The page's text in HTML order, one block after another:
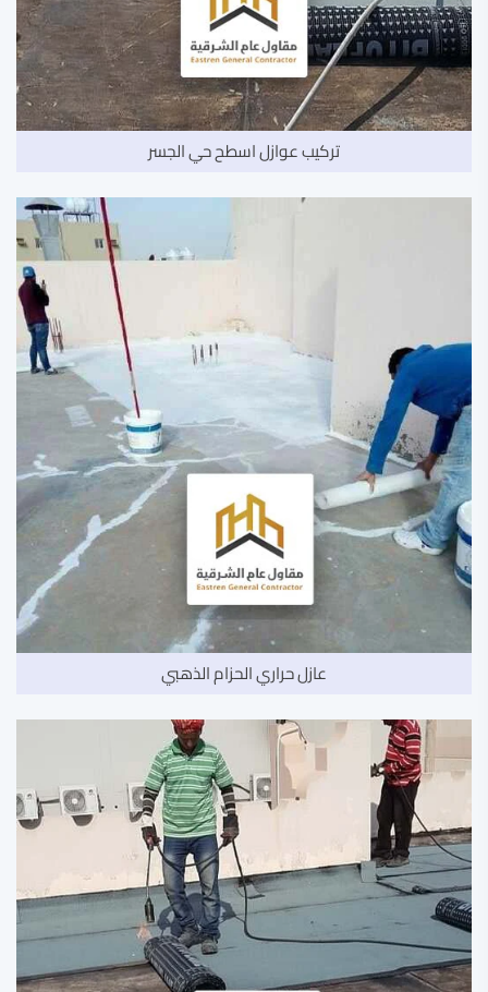
تركيب عوازل اسطح حي الجسر
عازل حراري الحزام الذهبي